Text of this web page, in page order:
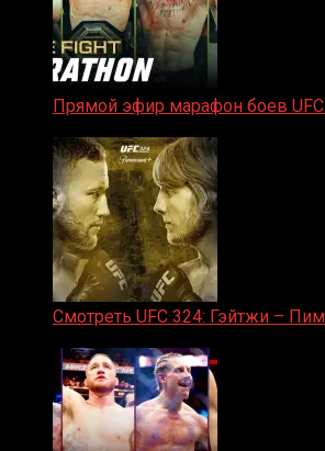
Прямой эфир марафон боев
Смотреть UFC 324: Гэйтжи –